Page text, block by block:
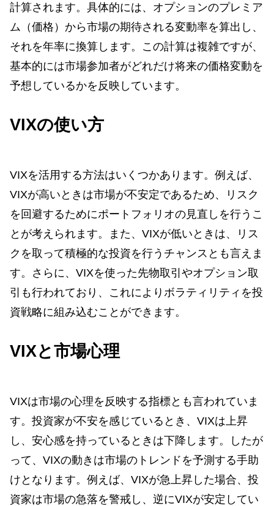
計算されます。具体的には、オプションのプレミア
ム（価格）から市場の期待される変動率を算出し、
それを年率に換算します。この計算は複雑ですが、
基本的には市場参加者がどれだけ将来の価格変動を
予想しているかを反映しています。
VIXの使い方
VIXを活用する方法はいくつかあります。例えば、
VIXが高いときは市場が不安定であるため、リスク
を回避するためにポートフォリオの見直しを行うこ
とが考えられます。また、VIXが低いときは、リス
クを取って積極的な投資を行うチャンスとも言えま
す。さらに、VIXを使った先物取引やオプション取
引も行われており、これによりボラティリティを投
資戦略に組み込むことができます。
VIXと市場心理
VIXは市場の心理を反映する指標とも言われていま
す。投資家が不安を感じているとき、VIXは上昇
し、安心感を持っているときは下降します。したが
って、VIXの動きは市場のトレンドを予測する手助
けとなります。例えば、VIXが急上昇した場合、投
資家は市場の急落を警戒し、逆にVIXが安定してい